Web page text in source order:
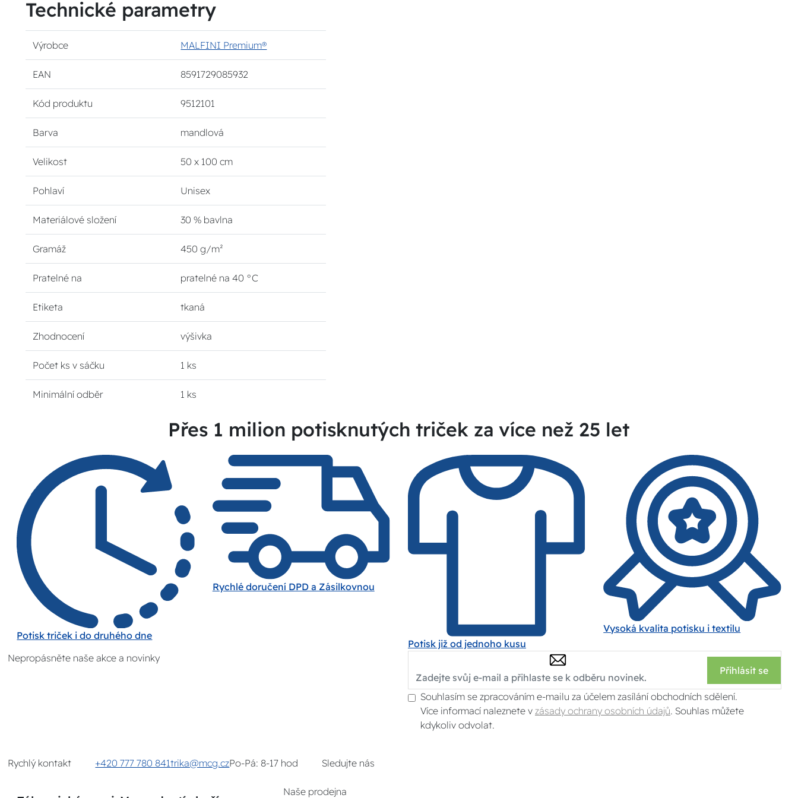
Technické parametry
Výrobce MALFINI Premium®
EAN 8591729085932
Kód produktu 9512101
Barva mandlová
Velikost 50 x 100 cm
Pohlaví Unisex
Materiálové složení 30 % bavlna
Gramáž 450 g/m²
Pratelné na pratelné na 40 °C
Etiketa tkaná
Zhodnocení výšivka
Počet ks v sáčku 1 ks
Minimální odběr 1 ks
Přes 1 milion potisknutých triček za více než 25 let
Potisk triček i do druhého dne
Rychlé doručení DPD a Zásilkovnou
Potisk již od jednoho kusu
Vysoká kvalita potisku i textilu
Nepropásněte naše akce a novinky
Přihlásit se
Souhlasím se zpracováním e-mailu za účelem zasílání obchodních sdělení.
Více informací naleznete v zásady ochrany osobních údajů. Souhlas můžete
kdykoliv odvolat.
Rychlý kontakt +420 777 780 841trika@mcg.czPo-Pá: 8-17 hod Sledujte nás
Naše prodejna